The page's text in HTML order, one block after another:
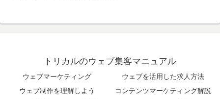
トリカルのウェブ集客マニュアル
ウェブマーケティング
ウェブを活用した求人方法
ウェブ制作を理解しよう
コンテンツマーケティング解説